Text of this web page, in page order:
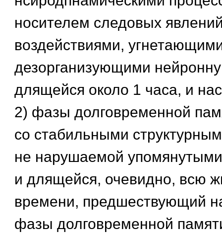
носителем следовых
воздействиями,
дезорганизующими
длящейся около 1 часа, и
2) фазы долговременной
со стабильными
не нарушаемой
и длящейся, очевидно, всю
времени, предшествующий
фазы долговременной